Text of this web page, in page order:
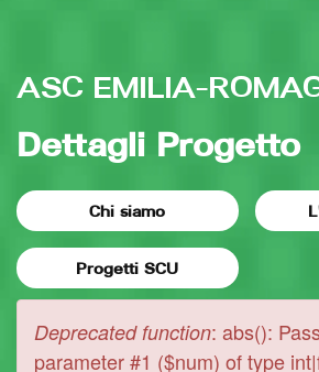
ASC EMILIA-
Dettagli Progetto
Chi siamo
Progetti SCU
Messaggio
Deprecated function: abs():
parameter #1 ($num) of type